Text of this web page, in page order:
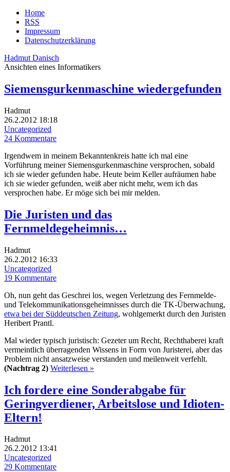
Home
RSS
Impressum
Datenschutzerklärung
Hadmut Danisch
Ansichten eines Informatikers
Siemensgurkenmaschine wiedergefunden
Hadmut
26.2.2012 18:18
Uncategorized
24 Kommentare
Irgendwem in meinem Bekanntenkreis hatte ich mal eine
Vorführung meiner Siemensgurkenmaschine versprochen, sobald
ich sie wieder gefunden habe. Heute beim Keller aufräumen habe
ich sie wieder gefunden, weiß aber nicht mehr, wem ich das
versprochen habe. Er möge sich bei mir melden.
Die Juristen und das
Fernmeldegeheimnis…
Hadmut
26.2.2012 16:33
Uncategorized
19 Kommentare
Oh, nun geht das Geschrei los, wegen Verletzung des Fernmelde-
und Telekommunikationsgeheimnisses durch die TK-Überwachung,
etwa bei der Süddeutschen Zeitung, wohlgemerkt durch den Juristen
Heribert Prantl.
Mal wieder typisch juristisch: Gezeter um Recht, Rechthaberei kraft
vermeintlich überragenden Wissens in Form von Juristerei, aber das
Problem nicht ansatzweise verstanden und meilenweit verfehlt.
(Nachtrag 2) Weiterlesen »
Ich fordere eine Sonderabgabe für
Geringverdiener, Arbeitslose und Idioten-
Eltern!
Hadmut
26.2.2012 13:41
Uncategorized
29 Kommentare